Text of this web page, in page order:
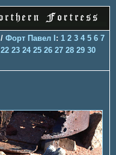
/ Форт Павел I: 1 2 3 4 5 6 7
22 23 24 25 26 27 28 29 30